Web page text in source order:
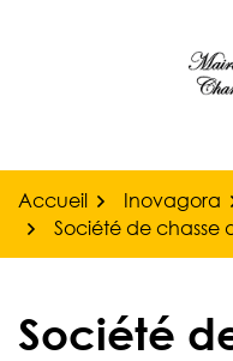
Accueil Inovagora
Société de chasse
Société